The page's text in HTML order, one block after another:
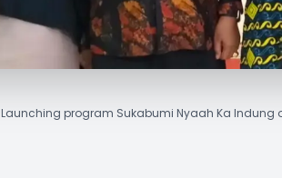
Launching program Sukabumi Nyaah Ka Indung